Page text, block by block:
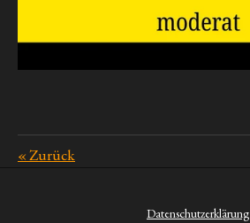
«Zurück
Datenschutzerklärung